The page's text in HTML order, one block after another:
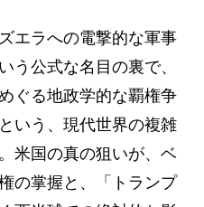
エラへの電撃的な軍事
う公式な名目の裏で、
ぐる地政学的な覇権争
いう、現代世界の複雑
米国の真の狙いが、ベ
の掌握と、「トランプ